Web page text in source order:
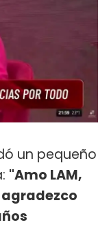
un pequeño
"Amo LAM,